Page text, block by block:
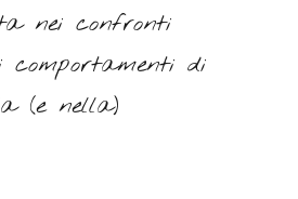
nei confronti
comportamenti di
(e nella)